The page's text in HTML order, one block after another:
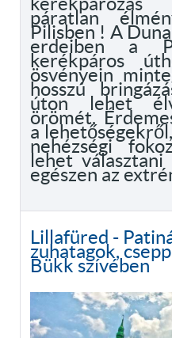
páratlan
Pilisben ! A
erdeiben a
kerékpáros
ösvényein
hosszú
úton lehet
örömét.
a
nehézségi
lehet választani
egészen az
Lillafüred -
zuhatagok,
Bükk szívében